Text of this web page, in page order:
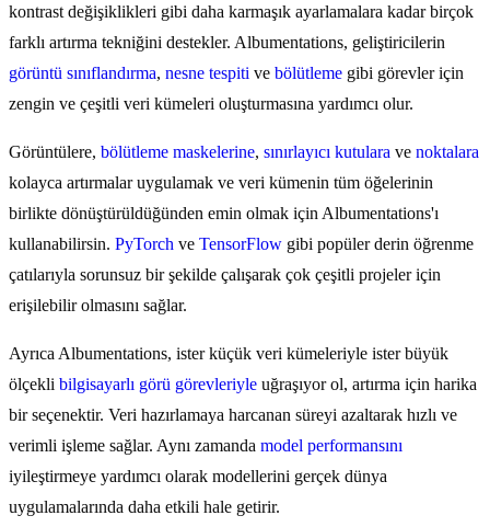
kontrast değişiklikleri gibi daha karmaşık ayarlamalara kadar birçok
farklı artırma tekniğini destekler. Albumentations, geliştiricilerin
görüntü sınıflandırma, nesne tespiti ve bölütleme gibi görevler için
zengin ve çeşitli veri kümeleri oluşturmasına yardımcı olur.
Görüntülere, bölütleme maskelerine, sınırlayıcı kutulara ve noktalara
kolayca artırmalar uygulamak ve veri kümenin tüm öğelerinin
birlikte dönüştürüldüğünden emin olmak için Albumentations'ı
kullanabilirsin. PyTorch ve TensorFlow gibi popüler derin öğrenme
çatılarıyla sorunsuz bir şekilde çalışarak çok çeşitli projeler için
erişilebilir olmasını sağlar.
Ayrıca Albumentations, ister küçük veri kümeleriyle ister büyük
ölçekli bilgisayarlı görü görevleriyle uğraşıyor ol, artırma için harika
bir seçenektir. Veri hazırlamaya harcanan süreyi azaltarak hızlı ve
verimli işleme sağlar. Aynı zamanda model performansını
iyileştirmeye yardımcı olarak modellerini gerçek dünya
uygulamalarında daha etkili hale getirir.